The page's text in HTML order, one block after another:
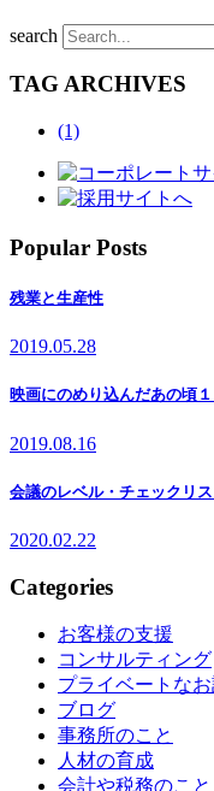
search
TAG ARCHIVES
(1)
Popular Posts
残業と生産性
2019.05.28
映画にのめり込んだあの頃
2019.08.16
会議のレベル・チェックリス
2020.02.22
Categories
お客様の支援
コンサルティング
プライベートな
ブログ
事務所のこと
人材の育成
会計や税務のこと